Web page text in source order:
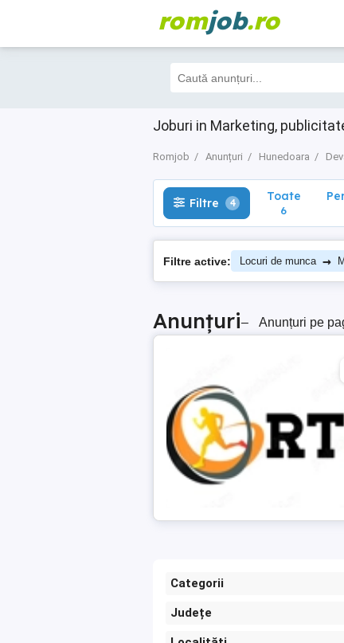
romjob.ro
Joburi in Marketing,
Romjob Anunțuri Hunedoara
Filtre 4 Toate
6
Filtre 4 Toate
6
Filtre active: Locuri de munca →
Anunțuri– Anunțuri pe
Categorii
Județe